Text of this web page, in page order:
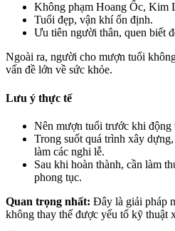
Không phạm Hoang Ốc, Kim
Tuổi đẹp, vận khí ổn định.
Ưu tiên người thân, quen biết
Ngoài ra, người cho mượn tuổi
vấn đề lớn về sức khỏe.
Lưu ý thực tế
Nên mượn tuổi trước khi
Trong suốt quá trình xây
làm các nghi lễ.
Sau khi hoàn thành, cần làm
phong tục.
Quan trọng nhất: Đây là giải pháp
không thay thế được yếu tố kỹ thuật